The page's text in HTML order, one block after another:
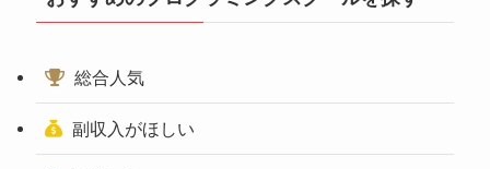
総合人気
副収入がほしい